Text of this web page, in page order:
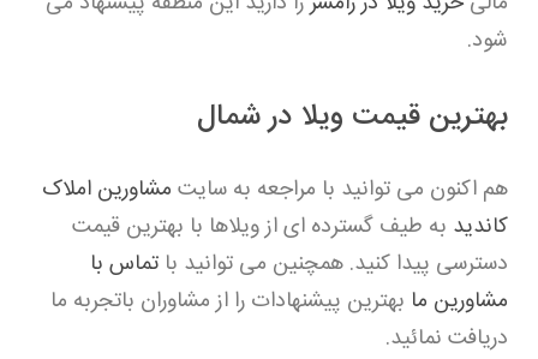
شود.
بهترین قیمت ویلا در شمال
هم اکنون می توانید با مراجعه به سایت مشاورین املاک
کاندید به طیف گسترده ای از ویلاها با بهترین قیمت
دسترسی پیدا کنید. همچنین می توانید با تماس با
مشاورین ما بهترین پیشنهادات را از مشاوران باتجربه ما
دریافت نمائید.